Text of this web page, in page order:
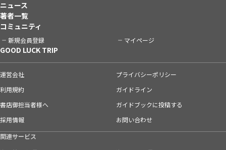
ニュース
著者一覧
コミュニティ
新規会員登録 マイページ
GOOD LUCK TRIP
運営会社
プライバシーポリシー
利用規約
ガイドライン
書店御担当者様へ
ガイドブックに投稿する
採用情報
お問い合わせ
関連サービス